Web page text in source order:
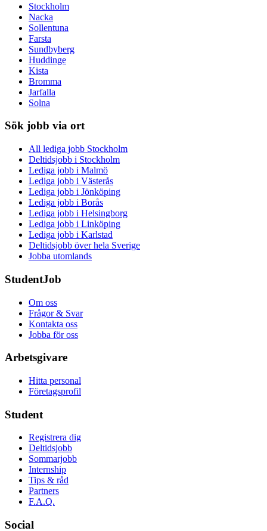
Stockholm
Nacka
Sollentuna
Farsta
Sundbyberg
Huddinge
Kista
Bromma
Jarfalla
Solna
Sök jobb via ort
All lediga jobb Stockholm
Deltidsjobb i Stockholm
Lediga jobb i Malmö
Lediga jobb i Västerås
Lediga jobb i Jönköping
Lediga jobb i Borås
Lediga jobb i Helsingborg
Lediga jobb i Linköping
Lediga jobb i Karlstad
Deltidsjobb över hela Sverige
Jobba utomlands
StudentJob
Om oss
Frågor & Svar
Kontakta oss
Jobba för oss
Arbetsgivare
Hitta personal
Företagsprofil
Student
Registrera dig
Deltidsjobb
Sommarjobb
Internship
Tips & råd
Partners
F.A.Q.
Social